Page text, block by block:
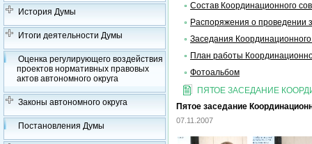
История Думы
Итоги деятельности Думы
Оценка регулирующего воздействия
проектов нормативных правовых
актов автономного округа
Законы автономного округа
Постановления Думы
Состав Координационного
Распоряжения о проведении
Заседания
План работы
Фотоальбом
ПЯТОЕ ЗАСЕДАНИЕ
Пятое заседание
07.11.2007